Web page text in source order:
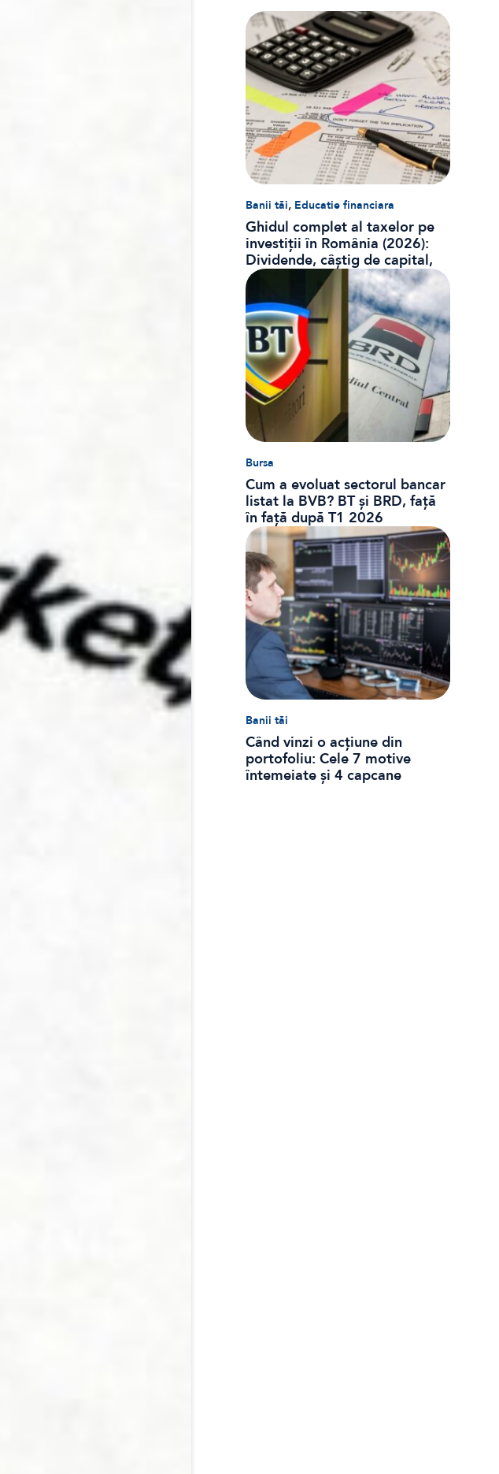
Banii tăi, Educatie financiara
Ghidul complet al taxelor pe
investiții în România (2026):
Dividende, câștig de capital,
dobânzi și CASS
Bursa
Cum a evoluat sectorul bancar
listat la BVB? BT și BRD, față
în față după T1 2026
Banii tăi
Când vinzi o acțiune din
portofoliu: Cele 7 motive
întemeiate și 4 capcane